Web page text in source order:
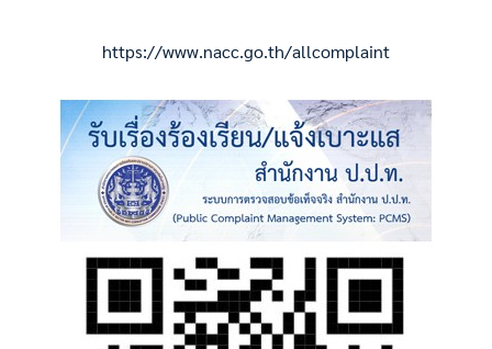
https://www.nacc.go.th/allcomplaint